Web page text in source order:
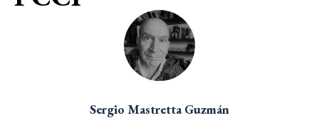
Sergio Mastretta Guzmán